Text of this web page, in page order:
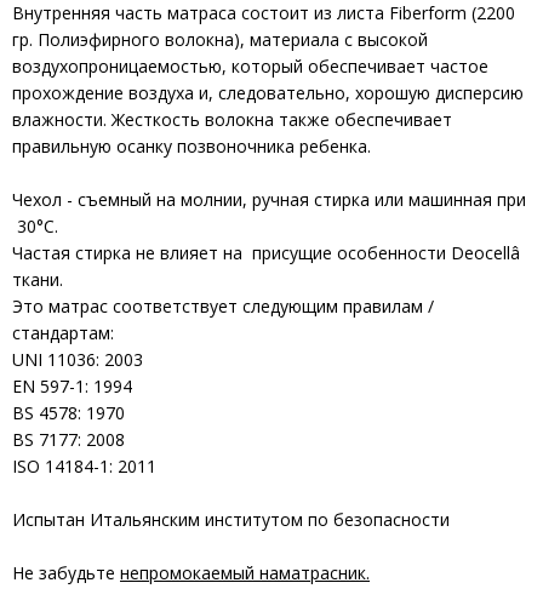
Внутренняя часть матраса состоит из листа Fiberform (2200
гр. Полиэфирного волокна), материала с высокой
воздухопроницаемостью, который обеспечивает частое
прохождение воздуха и, следовательно, хорошую дисперсию
влажности. Жесткость волокна также обеспечивает
правильную осанку позвоночника ребенка.
Чехол - съемный на молнии, ручная стирка или машинная при
30°C.
Частая стирка не влияет на присущие особенности Deocellâ
ткани.
Это матрас соответствует следующим правилам /
стандартам:
UNI 11036: 2003
EN 597-1: 1994
BS 4578: 1970
BS 7177: 2008
ISO 14184-1: 2011
Испытан Итальянским институтом по безопасности
Не забудьте непромокаемый наматрасник.